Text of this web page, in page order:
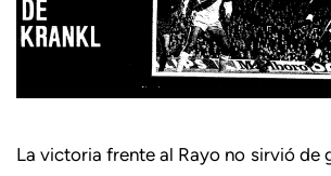
La victoria frente al Rayo no sirvió de